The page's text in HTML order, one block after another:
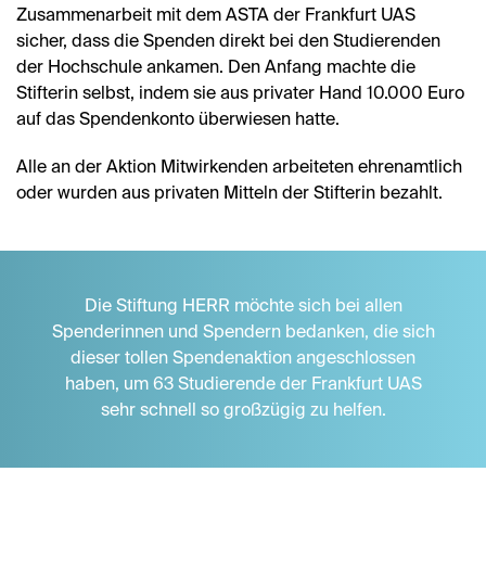
Zusammenarbeit mit dem ASTA der Frankfurt UAS
sicher, dass die Spenden direkt bei den Studierenden
der Hochschule ankamen. Den Anfang machte die
Stifterin selbst, indem sie aus privater Hand 10.000 Euro
auf das Spendenkonto überwiesen hatte.
Alle an der Aktion Mitwirkenden arbeiteten ehrenamtlich
oder wurden aus privaten Mitteln der Stifterin bezahlt.
Die Stiftung HERR möchte sich bei allen
Spenderinnen und Spendern bedanken, die sich
dieser tollen Spendenaktion angeschlossen
haben, um 63 Studierende der Frankfurt UAS
sehr schnell so großzügig zu helfen.